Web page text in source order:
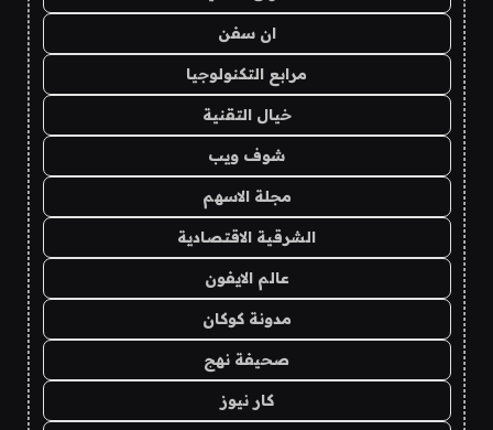
ان سفن
مرابع التكنولوجيا
خيال التقنية
شوف ويب
مجلة الاسهم
الشرقية الاقتصادية
عالم الايفون
مدونة كوكان
صحيفة نهج
كار نيوز